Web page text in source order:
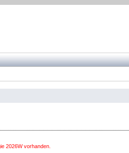
2026W vorhanden.